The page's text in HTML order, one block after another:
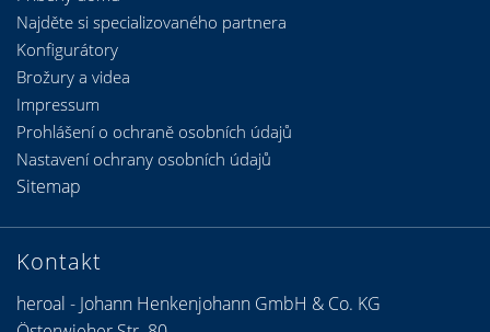
Najděte si specializovaného partnera
Konfigurátory
Brožury a videa
Kontakt
heroal - Johann Henkenjohann GmbH & Co. KG
Impressum
Prohlášení o ochraně osobních údajů
Nastavení ochrany osobních údajů
Sitemap